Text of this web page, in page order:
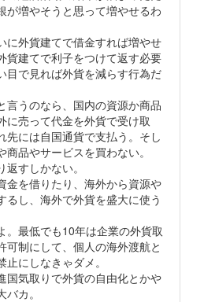
が増やそうと思って増やせるわ
に外貨建てで借金すれば増やせ
貨建てで利子をつけて返す必要
目で見れば外貨を減らす行為だ
言うのなら、国内の資源か商品
に売って代金を外貨で受け取
先には自国通貨で支払う。そし
商品やサービスを買わない。
すしかない。
金を借りたり、海外から資源や
るし、海外で外貨を盛大に使う
。最低でも10年は企業の外貨取
可制にして、個人の海外渡航と
にしなきゃダメ。
国気取りで外貨の自由化とかや
カ。